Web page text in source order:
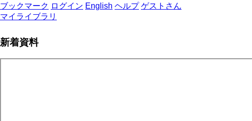
ブックマーク ログイン English ヘルプ ゲストさん
マイライブラリ
新着資料